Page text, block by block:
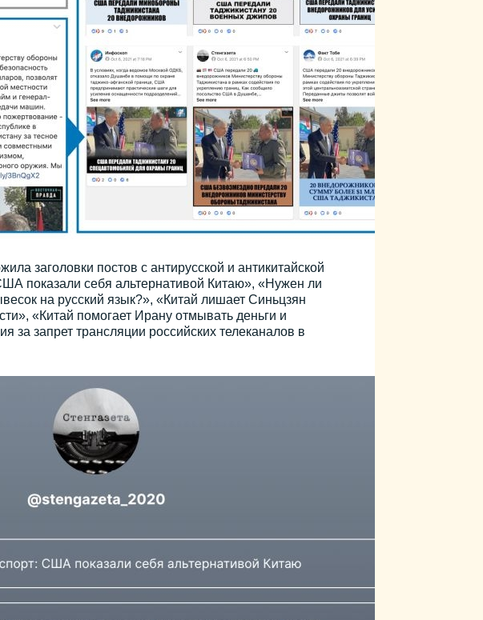
заголовки постов с антирусской и антикитайской
показали себя альтернативой Китаю», «Нужен ли
на русский язык?», «Китай лишает Синьцзян
«Китай помогает Ирану отмывать деньги и
за запрет трансляции российских телеканалов в